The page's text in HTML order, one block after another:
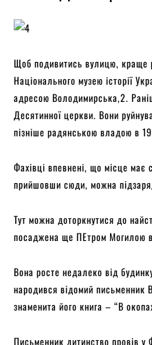
Щоб подивитись вулицю, краще
Національного музею історії
адресою Володимирська,2.
Десятинної церкви. Вони
пізніше радянською владою в
Фахівці впевнені, що місце має
прийшовши сюди, можна
Тут можна доторкнутися до
посаджена ще ПЕтром Могилою
Вона росте недалеко від
народився відомий письменник
знаменита його книга – “В
Письменник дитинство провів у